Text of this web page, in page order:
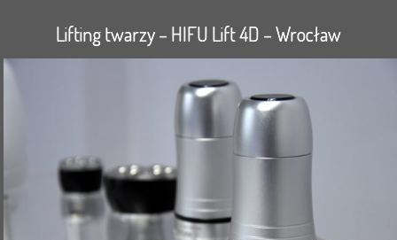
Lifting twarzy – HIFU Lift 4D – Wrocław